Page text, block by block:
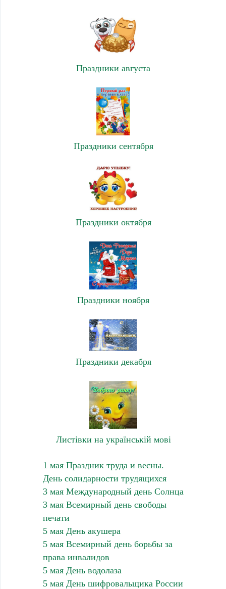
Праздники августа
Праздники сентября
Праздники октября
Праздники ноября
Праздники декабря
Листівки на українській мові
1 мая Праздник труда и весны.
День солидарности трудящихся
3 мая Международный день Солнца
3 мая Всемирный день свободы
печати
5 мая День акушера
5 мая Всемирный день борьбы за
права инвалидов
5 мая День водолаза
5 мая День шифровальщика России